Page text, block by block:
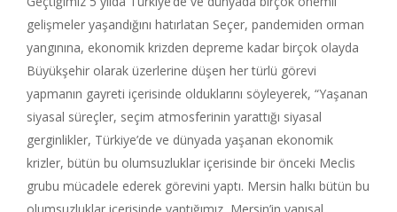
gelişmeler yaşandığını hatırlatan Seçer, pandemiden orman
yangınına, ekonomik krizden depreme kadar birçok olayda
Büyükşehir olarak üzerlerine düşen her türlü görevi
yapmanın gayreti içerisinde olduklarını söyleyerek, “Yaşanan
siyasal süreçler, seçim atmosferinin yarattığı siyasal
gerginlikler, Türkiye’de ve dünyada yaşanan ekonomik
krizler, bütün bu olumsuzluklar içerisinde bir önceki Meclis
grubu mücadele ederek görevini yaptı. Mersin halkı bütün bu